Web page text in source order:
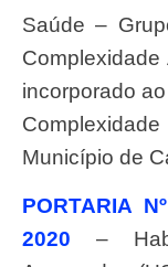
Saúde –
incorporado
Município de
PORTARIA Nº 438, DE 20 DE MARÇO DE
2020 –